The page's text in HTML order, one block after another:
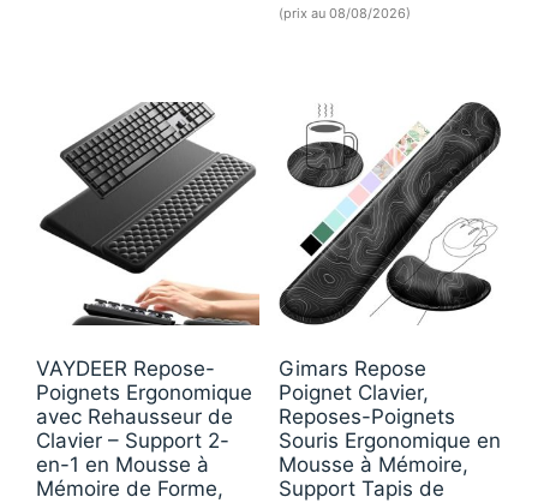
(prix au 08/08/2026)
VAYDEER Repose-
Poignets Ergonomique
avec Rehausseur de
Clavier – Support 2-
en-1 en Mousse à
Mémoire de Forme,
Gimars Repose
Poignet Clavier,
Reposes-Poignets
Souris Ergonomique en
Mousse à Mémoire,
Support Tapis de